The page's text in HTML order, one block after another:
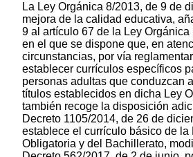
La Ley Orgánica 8/2013, de 9 de
mejora de la calidad educativa,
9 al artículo 67 de la Ley Orgánica
en el que se dispone que, en
circunstancias, por vía
establecer currículos específicos
personas adultas que conduzcan
títulos establecidos en dicha Ley
también recoge la disposición
Decreto 1105/2014, de 26 de
establece el currículo básico de
Obligatoria y del Bachillerato,